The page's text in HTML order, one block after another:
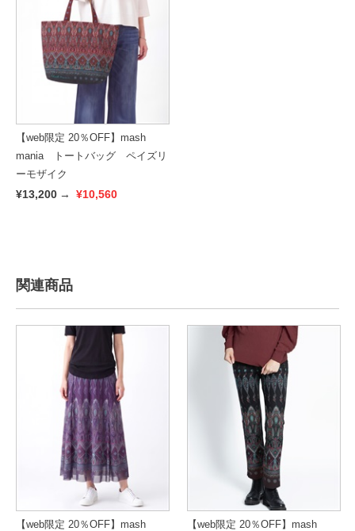
【web限定 20％OFF】mash
mania トートバッグ ペイズリ
ーモザイク
¥13,200 → ¥10,560
関連商品
【web限定 20％OFF】mash
【web限定 20％OFF】mash